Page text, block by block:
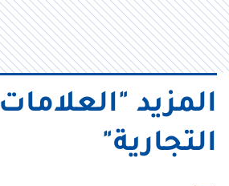
المزيد "العلامات
التجارية"